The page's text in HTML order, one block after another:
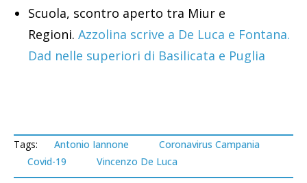
Scuola, scontro aperto tra Miur e
Regioni. Azzolina scrive a De Luca e Fontana.
Dad nelle superiori di Basilicata e Puglia
Tags: Antonio Iannone
Coronavirus Campania
Covid-19
Vincenzo De Luca